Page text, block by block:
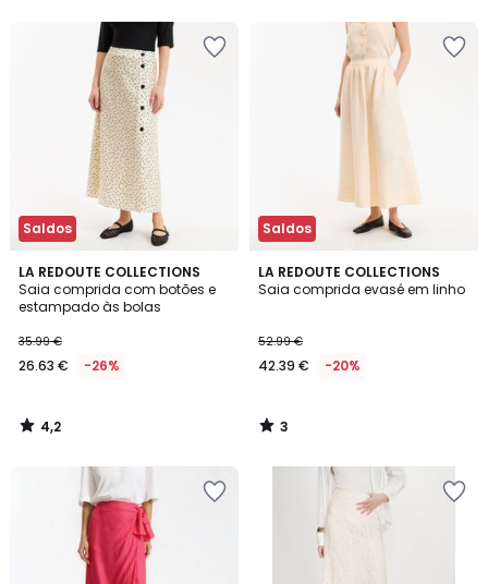
Saldos
LA REDOUTE COLLECTIONS
Saia comprida com botões e
estampado às bolas
35.99 €
26.63 € -26%
4,2
/ 5
4,2
/
Saldos
LA REDOUTE COLLECTIONS
Saia comprida evasé em linho
52.99 €
42.39 € -20%
3
/
3
/